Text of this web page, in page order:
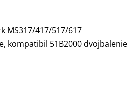
MS317/417/517/617
kompatibil 51B2000 dvojbalenie